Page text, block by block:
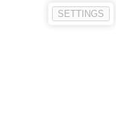
SETTINGS